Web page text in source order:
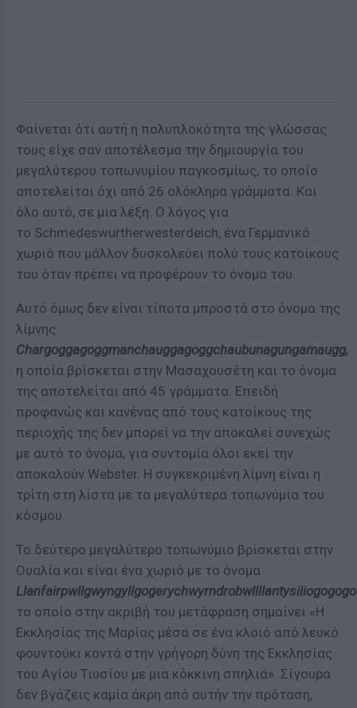
Φαίνεται ότι αυτή η πολυπλοκότητα της γλώσσας
τους είχε σαν αποτέλεσμα την δημιουργία του
μεγαλύτερου τοπωνυμίου παγκοσμίως, το οποίο
αποτελείται όχι από 26 ολόκληρα γράμματα. Και
όλο αυτό, σε μια λέξη. Ο λόγος για
το Schmedeswurtherwesterdeich, ένα Γερμανικό
χωριό που μάλλον δυσκολεύει πολύ τους κατοίκους
του όταν πρέπει να προφέρουν το όνομα του.
Αυτό όμως δεν είναι τίποτα μπροστά στο όνομα της
λίμνης
Chargoggagoggmanchauggagoggchaubunagungamaugg,
η οποία βρίσκεται στην Μασαχουσέτη και το όνομα
της αποτελείται από 45 γράμματα. Επειδή
προφανώς και κανένας από τους κατοίκους της
περιοχής της δεν μπορεί να την αποκαλεί συνεχώς
με αυτό το όνομα, για συντομία όλοι εκεί την
αποκαλούν Webster. Η συγκεκριμένη λίμνη είναι η
τρίτη στη λίστα με τα μεγαλύτερα τοπωνύμια του
κόσμου.
Το δεύτερο μεγαλύτερο τοπωνύμιο βρίσκεται στην
Ουαλία και είναι ένα χωριό με το όνομα
το οποίο στην ακριβή του μετάφραση σημαίνει «Η
Εκκλησίας της Μαρίας μέσα σε ένα κλοιό από λευκό
φουντούκι κοντά στην γρήγορη δύνη της Εκκλησίας
του Αγίου Τιυσίου με μια κόκκινη σπηλιά». Σίγουρα
δεν βγάζεις καμία άκρη από αυτήν την πρόταση,